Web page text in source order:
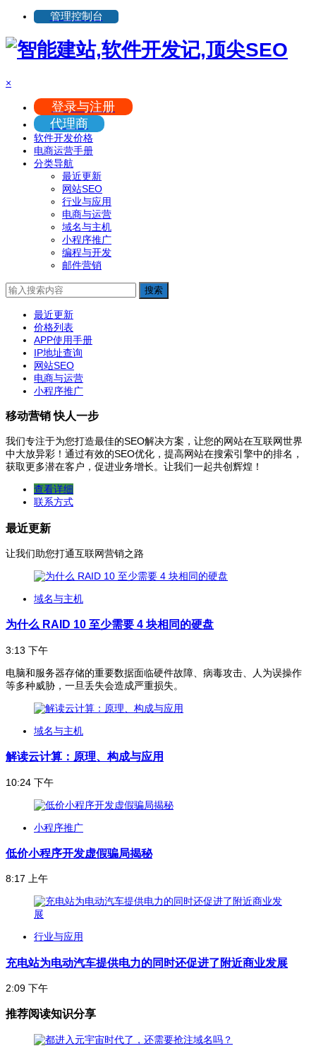
管理控制台
×
登录与注册
代理商
软件开发价格
电商运营手册
分类导航
最近更新
网站SEO
行业与应用
电商与运营
域名与主机
小程序推广
编程与开发
邮件营销
搜索
最近更新
价格列表
APP使用手册
IP地址查询
网站SEO
电商与运营
小程序推广
移动营销 快人一步
我们专注于为您打造最佳的SEO解决方案，让您的网站在互联网世界
中大放异彩！通过有效的SEO优化，提高网站在搜索引擎中的排名，
获取更多潜在客户，促进业务增长。让我们一起共创辉煌！
查看详细
联系方式
最近更新
让我们助您打通互联网营销之路
域名与主机
为什么 RAID 10 至少需要 4 块相同的硬盘
3:13 下午
电脑和服务器存储的重要数据面临硬件故障、病毒攻击、人为误操作
等多种威胁，一旦丢失会造成严重损失。
域名与主机
解读云计算：原理、构成与应用
10:24 下午
小程序推广
低价小程序开发虚假骗局揭秘
8:17 上午
行业与应用
充电站为电动汽车提供电力的同时还促进了附近商业发展
2:09 下午
推荐阅读知识分享